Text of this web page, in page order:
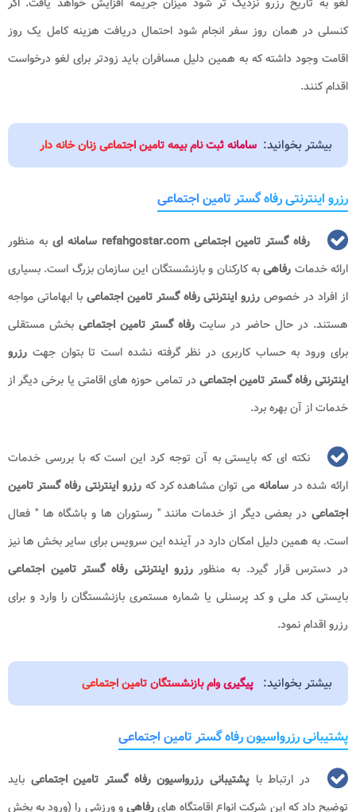
کنسلی در همان روز سفر انجام شود احتمال دریافت هزینه کامل یک روز
اقامت وجود داشته که به همین دلیل مسافران باید زودتر برای لغو درخواست
اقدام کنند.
بیشتر بخوانید: سامانه ثبت نام بیمه تامین اجتماعی زنان خانه دار
رزرو اینترنتی رفاه گستر تامین اجتماعی
رفاه گستر تامین اجتماعی refahgostar.com سامانه ای به منظور
ارائه خدمات رفاهیبه کارکنان و بازنشستگان این سازمان بزرگ است. بسیاری
از افراد در خصوص رزرو اینترنتی رفاه گستر تامین اجتماعی با ابهاماتی مواجه
هستند. در حال حاضر در سایت رفاه گستر تامین اجتماعی بخش مستقلی
برای ورود به حساب کاربری در نظر گرفته نشده است تا بتوان جهت رزرو
اینترنتی رفاه گستر تامین اجتماعیدر تمامی حوزه های اقامتی یا برخی دیگر از
خدمات از آن بهره برد.
نکته ای که بایستی به آن توجه کرد این است که با بررسی خدمات
ارائه شده در سامانه می توان مشاهده کرد کهرزرو اینترنتی رفاه گستر تامین
اجتماعی در بعضی دیگر از خدمات مانند " رستوران ها و باشگاه ها " فعال
است. به همین دلیل امکان دارد در آینده این سرویس برای سایر بخش ها نیز
در دسترس قرار گیرد. به منظوررزرو اینترنتی رفاه گستر تامین اجتماعی
بایستی کد ملی و کد پرسنلی یا شماره مستمری بازنشستگان را وارد و برای
رزرو اقدام نمود.
بیشتر بخوانید: پیگیری وام بازنشستگان تامین اجتماعی
پشتیبانی رزرواسیون رفاه گستر تامین اجتماعی
در ارتباط با پشتیبانی رزرواسیون رفاه گستر تامین اجتماعی باید
توضیح داد که این شرکت انواع اقامتگاه هایرفاهیو ورزشی را (ورود به بخش